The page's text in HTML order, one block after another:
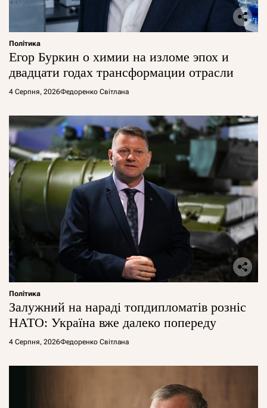
Політика
Егор Буркин о химии на изломе эпох и
двадцати годах трансформации отрасли
4 Серпня, 2026Федоренко Світлана
Політика
Залужний на нараді топдипломатів розніс
НАТО: Україна вже далеко попереду
4 Серпня, 2026Федоренко Світлана